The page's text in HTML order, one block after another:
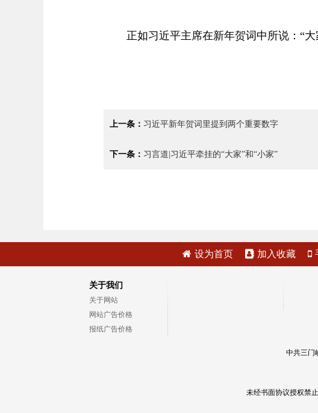
正如习近平主席在新年贺词中所说：“大
上一条： 习近平新年贺词里提到两个重要数字
下一条： 习言道|习近平牵挂的“大家”和“小家”
设为首页 加入收藏
关于我们
关于网站
网站广告价格
报纸广告价格
中共三门
未经书面协议授权禁